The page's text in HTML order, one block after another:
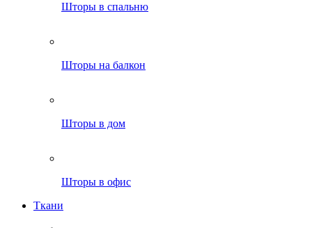
Шторы в спальню
Шторы на балкон
Шторы в дом
Шторы в офис
Ткани